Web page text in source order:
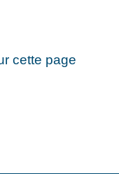
cette page